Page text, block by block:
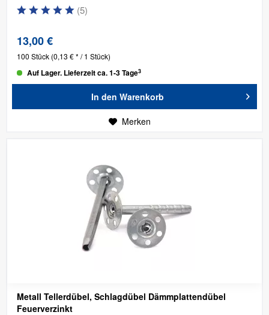
(5)
13,00 €
100 Stück (0,13 € * / 1 Stück)
Auf Lager. Lieferzeit ca. 1-3 Tage3
In den Warenkorb
Merken
Metall Tellerdübel, Schlagdübel Dämmplattendübel
Feuerverzinkt